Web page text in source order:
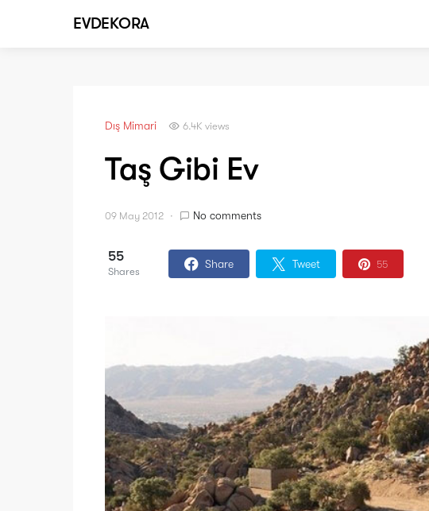
EVDEKORA
Dış Mimari 6.4K views
Taş Gibi Ev
09 May 2012 No comments
55
Shares
Share Tweet 55